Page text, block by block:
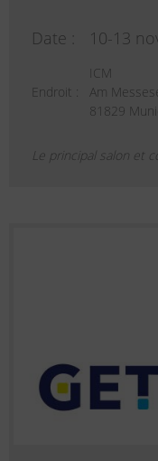
Date : 10-13
Endroit :
ICM
Am
81829
Le principal salon et